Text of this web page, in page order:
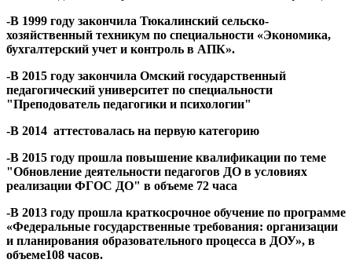
-В 1999 году закончила Тюкалинский сельско-
хозяйственный техникум по специальности «Экономика,
бухгалтерский учет и контроль в АПК».
-В 2015 году закончила Омский государственный
педагогический университет по специальности
"Преподователь педагогики и психологии"
-В 2014 аттестовалась на первую категорию
-В 2015 году прошла повышение квалификации по теме
"Обновление деятельности педагогов ДО в условиях
реализации ФГОС ДО" в объеме 72 часа
-В 2013 году прошла краткосрочное обучение по программе
«Федеральные государственные требования: организации
и планирования образовательного процесса в ДОУ», в
объеме108 часов.